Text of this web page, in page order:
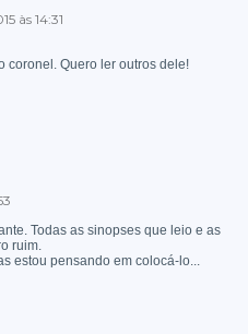
às 14:31
coronel. Quero ler outros dele!
Todas as sinopses que leio e as
ruim.
estou pensando em colocá-lo...